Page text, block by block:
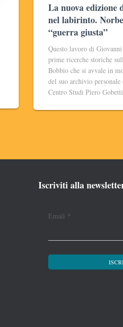
La nuova edizione
nel labirinto.
“guerra giusta”
Questo lavoro di
prime ricerche storiche
Bobbio che si avvale in
del suo archivio personale
Centro Studi Piero
Iscriviti alla
Email *